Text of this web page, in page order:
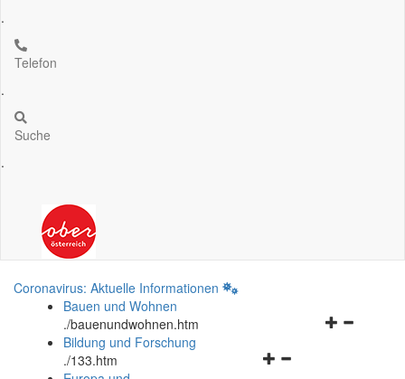
.
Telefon
.
Suche
.
Coronavirus: Aktuelle Informationen
Bauen und Wohnen
./bauenundwohnen.htm
Navigationsmenü
Bildung und Forschung
./133.htm